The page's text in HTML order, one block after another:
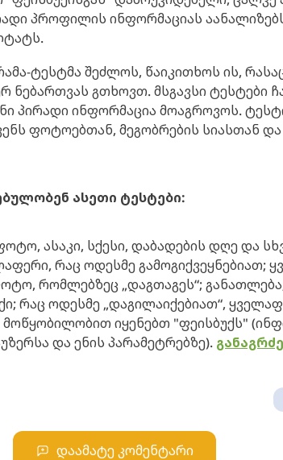
პროფილის ინფორმაციას
ტესტმა შეძლოს, წაიკითხოს ის,
ნებართვას გთხოვთ. მსგავსი ტესტები
პირადი ინფორმაცია მოაგროვოს.
ფოტოებთან, მეგობრების სიასთან
ასეთი ტესტები:
ასაკი, სქესი, დაბადების დღე და
რაც ოდესმე გამოგიქვეყნებიათ;
რომლებზეც „დაგთაგეს“;
რაც ოდესმე „დაგილაიქებიათ“,
მოწყობილობით იყენებთ "ფეისბუქს"
და ენის პარამეტრებზე).
დაამატე კომენტარი